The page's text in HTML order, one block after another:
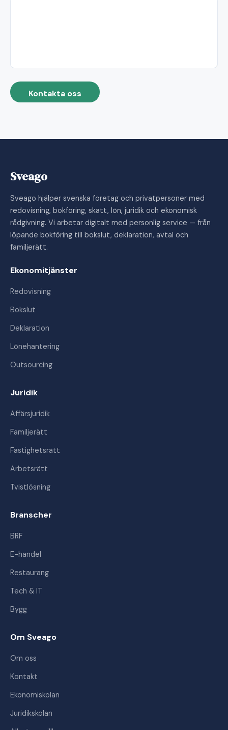
Kontakta oss
Sveago
Sveago hjälper svenska företag och privatpersoner med
redovisning, bokföring, skatt, lön, juridik och ekonomisk
rådgivning. Vi arbetar digitalt med personlig service — från
löpande bokföring till bokslut, deklaration, avtal och
familjerätt.
Ekonomitjänster
Redovisning
Bokslut
Deklaration
Lönehantering
Outsourcing
Juridik
Affärsjuridik
Familjerätt
Fastighetsrätt
Arbetsrätt
Tvistlösning
Branscher
BRF
E-handel
Restaurang
Tech & IT
Bygg
Om Sveago
Om oss
Kontakt
Ekonomiskolan
Juridikskolan